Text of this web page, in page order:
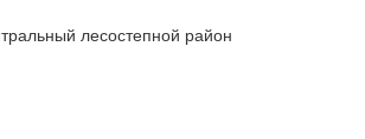
лесостепной район